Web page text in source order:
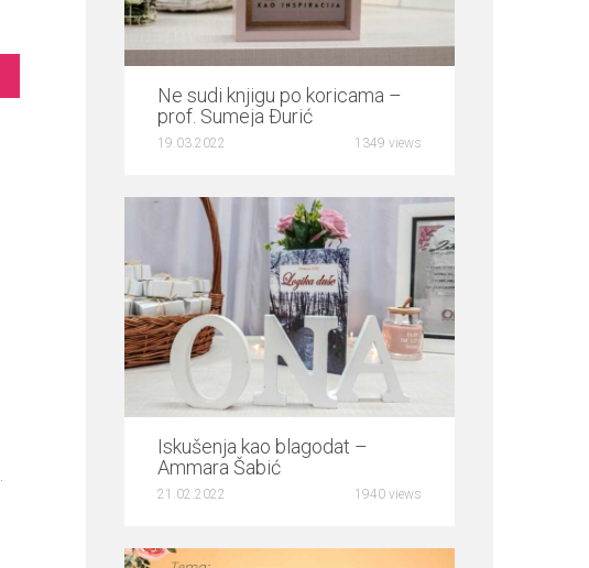
0
Ne sudi knjigu po koricama –
prof. Sumeja Đurić
19.03.2022 1349 views
Iskušenja kao blagodat –
Ammara Šabić
21.02.2022 1940 views